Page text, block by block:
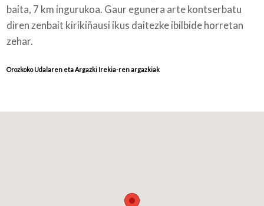
baita, 7 km ingurukoa. Gaur egunera arte kontserbatu
diren zenbait kirikiñausi ikus daitezke ibilbide horretan
zehar.
Orozkoko Udalaren eta Argazki Irekia-ren argazkiak